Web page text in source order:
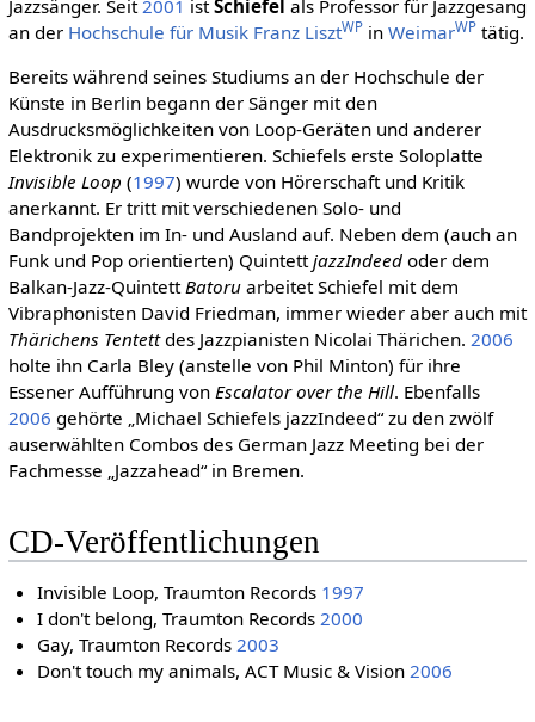
Jazzsänger. Seit2001 istSchiefel als Professor für Jazzgesang
an der Hochschule für Musik Franz LisztWPin WeimarWPtätig.
Bereits während seines Studiums an der Hochschule der
Künste in Berlin begann der Sänger mit den
Ausdrucksmöglichkeiten von Loop-Geräten und anderer
Elektronik zu experimentieren. Schiefels erste Soloplatte
Invisible Loop (1997) wurde von Hörerschaft und Kritik
anerkannt. Er tritt mit verschiedenen Solo- und
Bandprojekten im In- und Ausland auf. Neben dem (auch an
Funk und Pop orientierten) QuintettjazzIndeedoder dem
Balkan-Jazz-QuintettBatoruarbeitet Schiefel mit dem
Vibraphonisten David Friedman, immer wieder aber auch mit
Thärichens Tentettdes Jazzpianisten Nicolai Thärichen. 2006
holte ihn Carla Bley (anstelle von Phil Minton) für ihre
Essener Aufführung von Escalator over the Hill. Ebenfalls
2006 gehörte „Michael Schiefels jazzIndeed“ zu den zwölf
auserwählten Combos des German Jazz Meeting bei der
Fachmesse „Jazzahead“ in Bremen.
CD-Veröffentlichungen
Invisible Loop, Traumton Records 1997
I don't belong, Traumton Records2000
Gay, Traumton Records2003
Don't touch my animals, ACT Music & Vision2006